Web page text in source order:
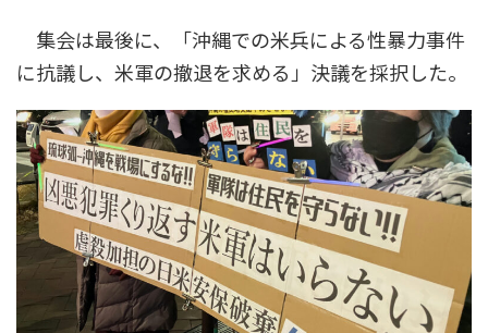
集会は最後に、「沖縄での米兵による性暴力事件
に抗議し、米軍の撤退を求める」決議を採択した。